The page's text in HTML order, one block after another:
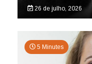
26 de julho, 2026
5 Minutes